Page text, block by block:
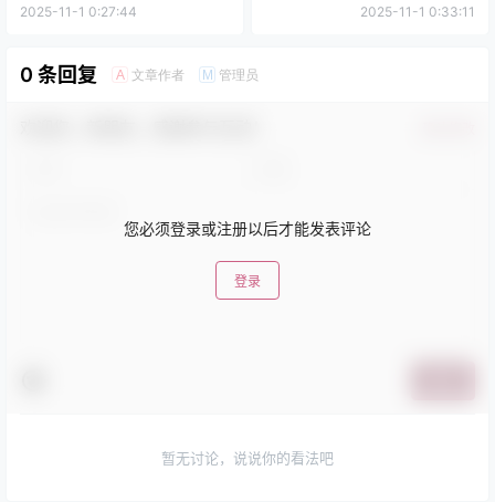
2025-11-1 0:27:44 2025-11-1 0:33:11
0 条回复 A 文章作者 M 管理员
您必须登录或注册以后才能发表评论
登录
暂无讨论，说说你的看法吧